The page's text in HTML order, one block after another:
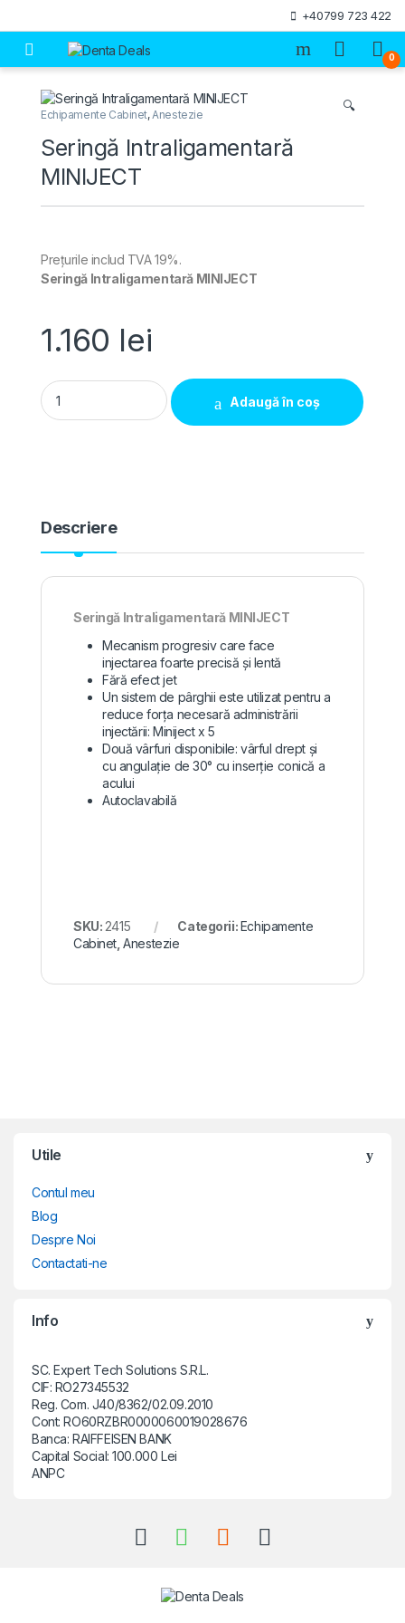
+40799 723 422
Open 0
🔍
Echipamente Cabinet, Anestezie
Seringă Intraligamentară
MINIJECT
Prețurile includ TVA 19%.
Seringă Intraligamentară MINIJECT
1.160 lei
Seringă Intraligamentară MINIJECT quantity
Adaugă în coș
Descriere
Seringă Intraligamentară MINIJECT
Mecanism progresiv care face
injectarea foarte precisă și lentă
Fără efect jet
Un sistem de pârghii este utilizat pentru a
reduce forța necesară administrării
injectării: Miniject x 5
Două vârfuri disponibile: vârful drept și
cu angulație de 30° cu inserție conică a
acului
Autoclavabilă
SKU: 2415 Categorii:Echipamente
Cabinet ,Anestezie
Utile
Contul meu
Blog
Despre Noi
Contactati-ne
Info
SC. Expert Tech Solutions S.R.L.
CIF: RO27345532
Reg. Com. J40/8362/02.09.2010
Cont: RO60RZBR0000060019028676
Banca: RAIFFEISEN BANK
Capital Social: 100.000 Lei
ANPC